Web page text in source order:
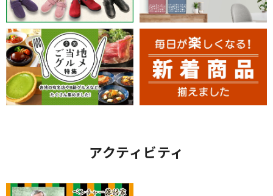
アクティビティ